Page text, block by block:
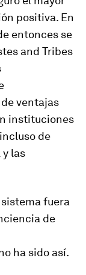
positiva. En
entonces se
and Tribes
ventajas
instituciones
de
las
fuera
de
ha sido así.